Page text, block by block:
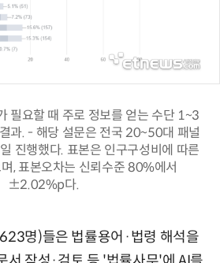
필요할 때 주로 정보를 얻는 수단 1~3
과. - 해당 설문은 전국 20~50대 패널
진행했다. 표본은 인구구성비에 따른
, 표본오차는 신뢰수준 80%에서
±2.02%p다.
명)들은 법률용어·법령 해석을